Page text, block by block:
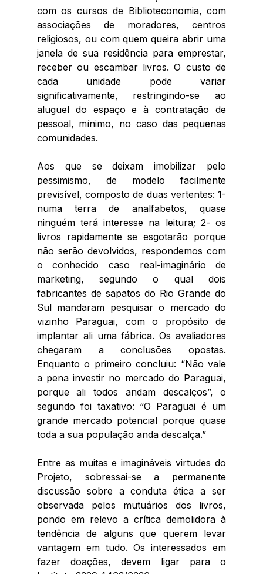
com os cursos de Biblioteconomia, com
associações de moradores, centros
religiosos, ou com quem queira abrir uma
janela de sua residência para emprestar,
receber ou escambar livros. O custo de
cada unidade pode variar
significativamente, restringindo-se ao
aluguel do espaço e à contratação de
pessoal, mínimo, no caso das pequenas
comunidades.
Aos que se deixam imobilizar pelo
pessimismo, de modelo facilmente
previsível, composto de duas vertentes: 1-
numa terra de analfabetos, quase
ninguém terá interesse na leitura; 2- os
livros rapidamente se esgotarão porque
não serão devolvidos, respondemos com
o conhecido caso real-imaginário de
marketing, segundo o qual dois
fabricantes de sapatos do Rio Grande do
Sul mandaram pesquisar o mercado do
vizinho Paraguai, com o propósito de
implantar ali uma fábrica. Os avaliadores
chegaram a conclusões opostas.
Enquanto o primeiro concluiu: “Não vale
a pena investir no mercado do Paraguai,
porque ali todos andam descalços”, o
segundo foi taxativo: “O Paraguai é um
grande mercado potencial porque quase
toda a sua população anda descalça.”
Entre as muitas e imagináveis virtudes do
Projeto, sobressai-se a permanente
discussão sobre a conduta ética a ser
observada pelos mutuários dos livros,
pondo em relevo a crítica demolidora à
tendência de alguns que querem levar
vantagem em tudo. Os interessados em
fazer doações, devem ligar para o